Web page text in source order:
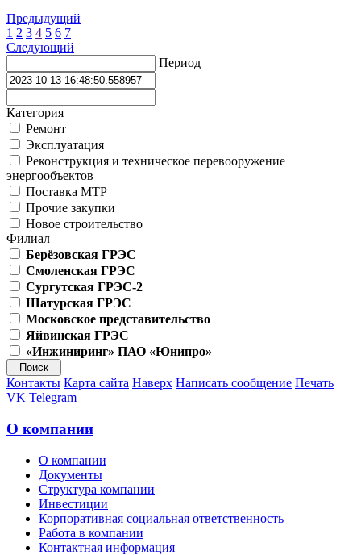
Предыдущий
1 2 3 4 5 6 7
Следующий
Период
Категория
Ремонт
Эксплуатация
Реконструкция и техническое перевооружение
энергообъектов
Поставка МТР
Прочие закупки
Новое строительство
Филиал
Берёзовская ГРЭС
Смоленская ГРЭС
Сургутская ГРЭС-2
Шатурская ГРЭС
Московское представительство
Яйвинская ГРЭС
«Инжиниринг» ПАО «Юнипро»
Контакты Карта сайта Наверх Написать сообщение Печать
VK Telegram
О компании
О компании
Документы
Структура компании
Инвестиции
Корпоративная социальная ответственность
Работа в компании
Контактная информация